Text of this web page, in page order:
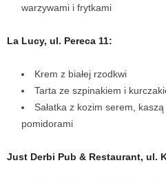
warzywami i frytkami
La Lucy, ul. Pereca 11:
Krem z białej rzodkwi
Tarta ze szpinakiem i
Sałatka z kozim serem,
pomidorami
Just Derbi Pub & Restaurant, ul.